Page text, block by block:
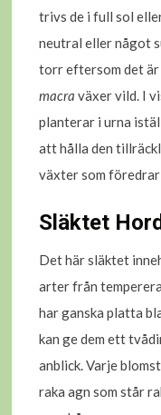
trivs de i full sol
neutral eller något
torr eftersom det
macra växer vild. I
planterar i urna
att hålla den
växter som
Släktet
Det här släktet
arter från
har ganska platta
kan ge dem ett
anblick. Varje
raka agn som står